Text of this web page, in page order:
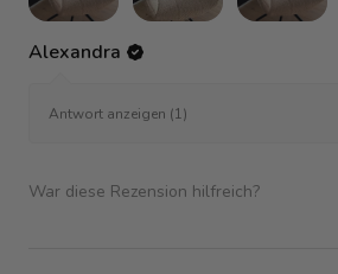
Alexandra
Antwort anzeigen (1)
War diese Rezension hilfreich?